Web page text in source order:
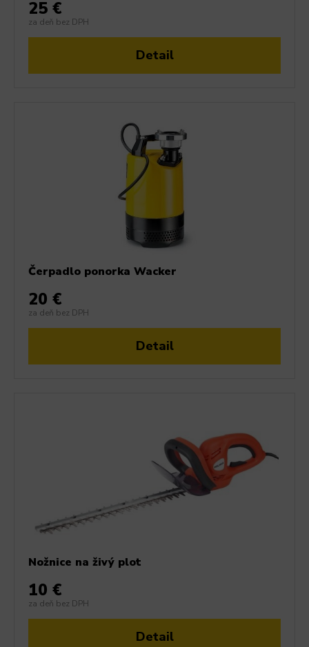
25 €
za deň bez DPH
Detail
Čerpadlo ponorka Wacker
20 €
za deň bez DPH
Detail
Nožnice na živý plot
10 €
za deň bez DPH
Detail